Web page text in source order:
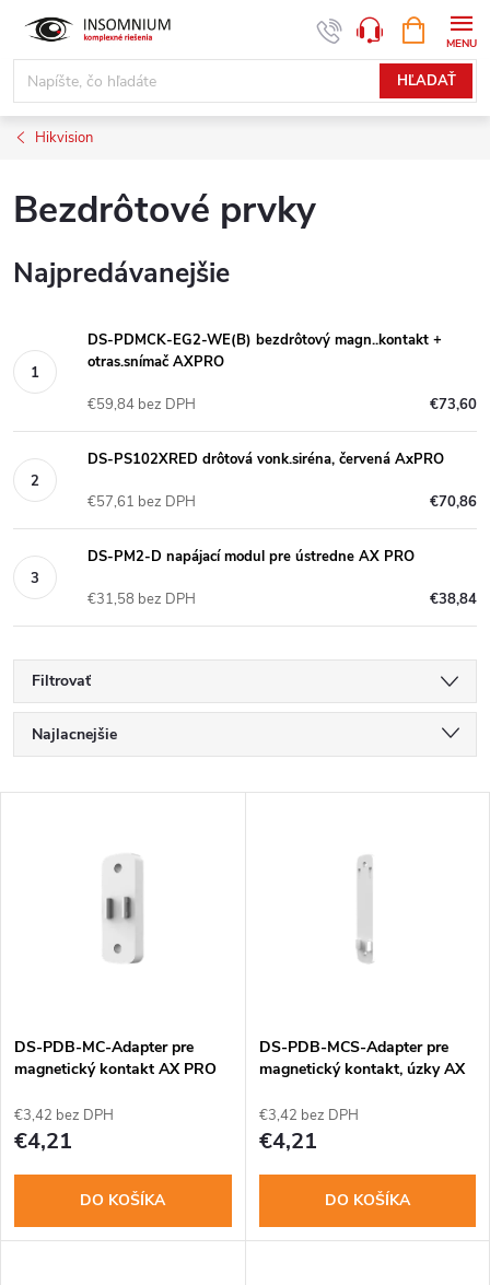
obsah
HĽADAŤ
KOŠÍK
Hikvision
Bezdrôtové prvky
Najpredávanejšie
DS-PDMCK-EG2-WE(B) bezdrôtový magn..kontakt +
otras.snímač AXPRO
€73,60
€59,84 bez DPH
DS-PS102XRED drôtová vonk.siréna, červená AxPRO
€70,86
€57,61 bez DPH
DS-PM2-D napájací modul pre ústredne AX PRO
€38,84
€31,58 bez DPH
Filtrovať
R
a
e
p
r
o
Najlacnejšie
s
p
r
d
DS-PDB-MC-Adapter pre
magnetický kontakt AX PRO
€3,42 bez DPH
€4,21
DO KOŠÍKA
DS-PDB-MCS-Adapter pre
magnetický kontakt, úzky AX
€3,42 bez DPH
€4,21
DO KOŠÍKA
www.insomnium.sk - Chat